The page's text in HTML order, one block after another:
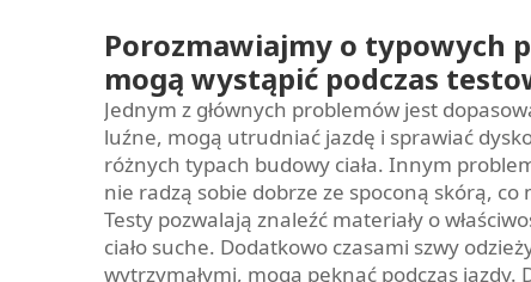
Porozmawiajmy o typowych
mogą wystąpić podczas
Jednym z głównych problemów jest
luźne, mogą utrudniać jazdę i sprawiać
różnych typach budowy ciała. Innym
nie radzą sobie dobrze ze spoconą skórą,
Testy pozwalają znaleźć materiały o
ciało suche. Dodatkowo czasami szwy
wytrzymałymi, mogą pęknąć podczas